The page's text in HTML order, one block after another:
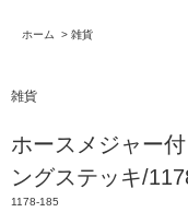
ホーム > 雑貨
雑貨
ホースメジャー
ングステッキ/
1178-185